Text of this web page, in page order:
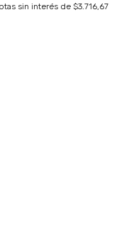
sin interés de $3.716,67